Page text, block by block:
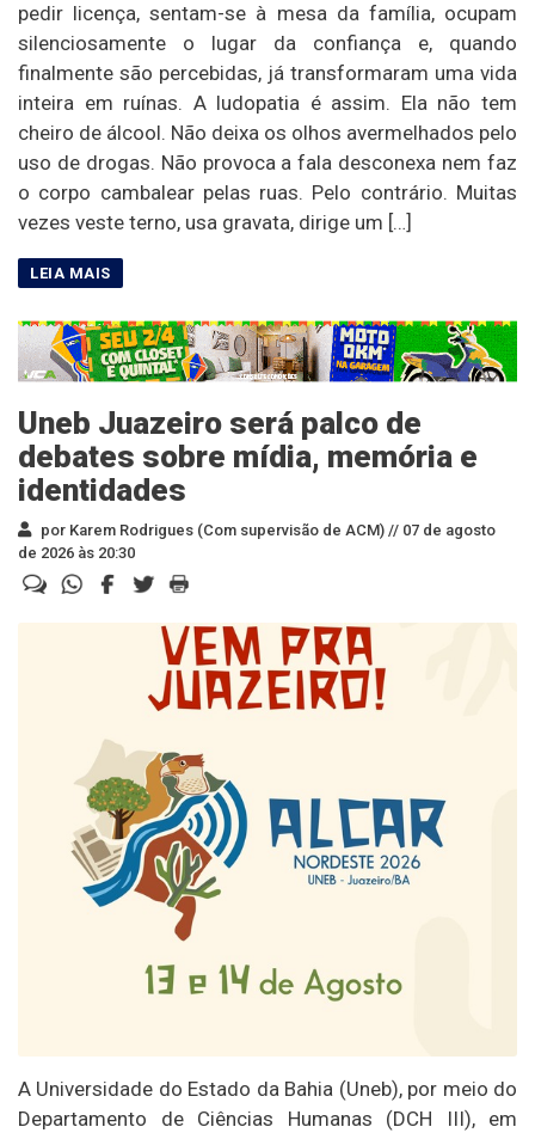
pedir licença, sentam-se à mesa da família, ocupam
silenciosamente o lugar da confiança e, quando
finalmente são percebidas, já transformaram uma vida
inteira em ruínas. A ludopatia é assim. Ela não tem
cheiro de álcool. Não deixa os olhos avermelhados pelo
uso de drogas. Não provoca a fala desconexa nem faz
o corpo cambalear pelas ruas. Pelo contrário. Muitas
vezes veste terno, usa gravata, dirige um […]
Uneb Juazeiro será palco de
debates sobre mídia, memória e
identidades
por Karem Rodrigues (Com supervisão de ACM) // 07 de agosto
de 2026 às 20:30
A Universidade do Estado da Bahia (Uneb), por meio do
Departamento de Ciências Humanas (DCH III), em